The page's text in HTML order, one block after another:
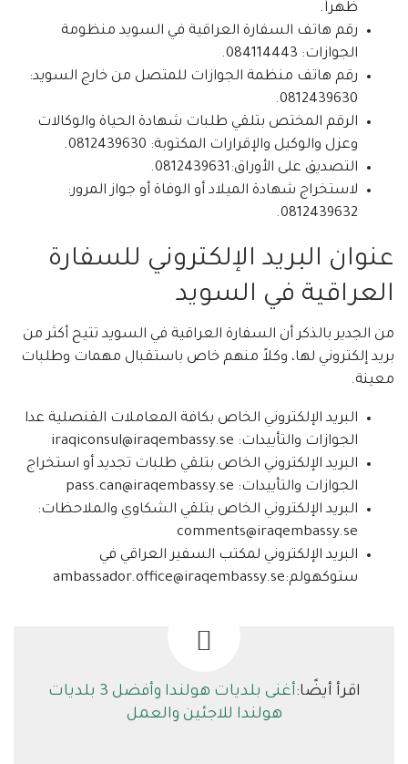
ظهراً.
رقم هاتف السفارة العراقية في السويد منظومة
الجوازات: 084114443.
رقم هاتف منظمة الجوازات للمتصل من خارج السويد:
0812439630.
الرقم المختص بتلقي طلبات شهادة الحياة والوكالات
وعزل والوكيل والإقرارات المكتوبة: 0812439630.
التصديق على الأوراق:0812439631.
لاستخراج شهادة الميلاد أو الوفاة أو جواز المرور:
0812439632.
عنوان البريد الإلكتروني للسفارة
العراقية في السويد
من الجدير بالذكر أن السفارة العراقية في السويد تتيح أكثر من
بريد إلكتروني لها، وكلاً منهم خاص باستقبال مهمات وطلبات
معينة.
البريد الإلكتروني الخاص بكافة المعاملات القنصلية عدا
الجوازات والتأييدات: iraqiconsul@iraqembassy.se
البريد الإلكتروني الخاص بتلقي طلبات تجديد أو استخراج
الجوازات والتأييدات: pass.can@iraqembassy.se
البريد الإلكتروني الخاص بتلقي الشكاوي والملاحظات:
comments@iraqembassy.se
البريد الإلكتروني لمكتب السفير العراقي في
ستوكهولم:ambassador.office@iraqembassy.se
اقرأ أيضًا:
أغنى بلديات هولندا وأفضل 3 بلديات
هولندا للاجئين والعمل